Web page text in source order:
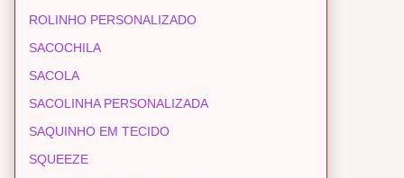
ROLINHO PERSONALIZADO
SACOCHILA
SACOLA
SACOLINHA PERSONALIZADA
SAQUINHO EM TECIDO
SQUEEZE